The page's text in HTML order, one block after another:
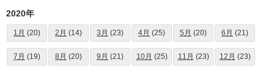
2020年
1月 (20) 2月 (14) 3月 (23) 4月 (25) 5月 (20) 6月 (21)
7月 (19) 8月 (20) 9月 (21) 10月 (25) 11月 (23) 12月 (23)